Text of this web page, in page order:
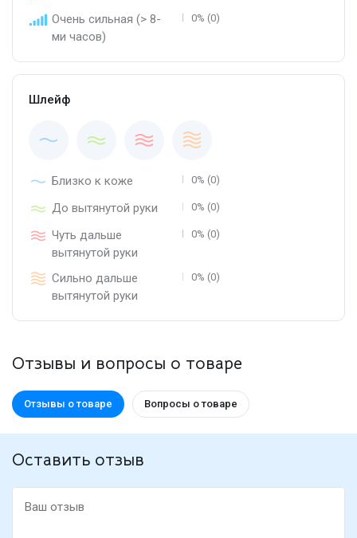
Очень сильная (> 8-
ми часов)
0% (0)
Шлейф
Близко к коже 0% (0)
До вытянутой руки 0% (0)
Чуть дальше
вытянутой руки
0% (0)
Сильно дальше
вытянутой руки
0% (0)
Отзывы и вопросы о товаре
Отзывы о товаре Вопросы о товаре
Оставить отзыв